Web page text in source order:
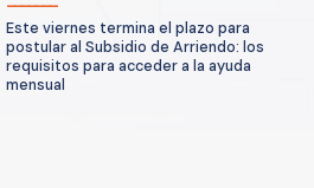
Este viernes termina el plazo para
postular al Subsidio de Arriendo: los
requisitos para acceder a la ayuda
mensual